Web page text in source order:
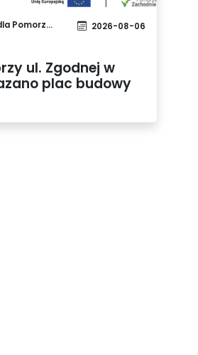
2021-2027 2026-08-06
ul. Zgodnej w
plac budowy